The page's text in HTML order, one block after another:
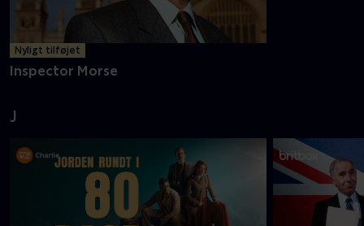
Nyligt tilføjet
Inspector Morse
J